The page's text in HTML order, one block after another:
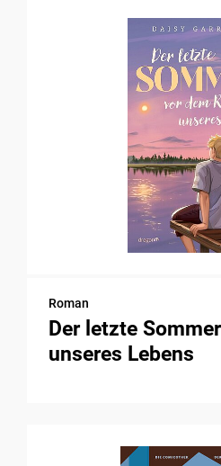
Roman
Der letzte
unseres Lebens